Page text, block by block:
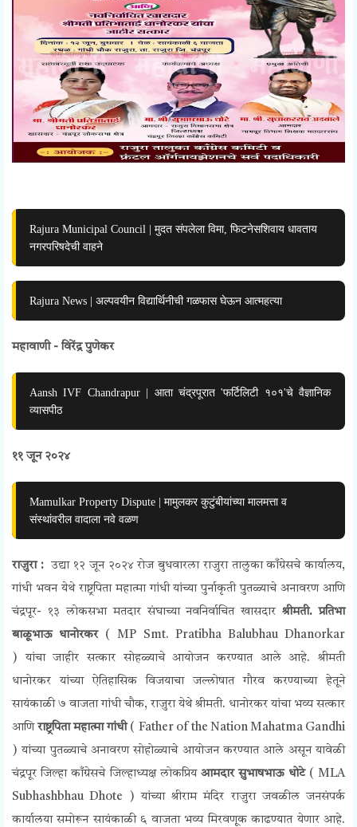
Rajura Municipal Council | मुदत संपलेला विमा, फिटनेसशिवाय धावताय
नगरपरिषदेची वाहने
Rajura News | अल्पवयीन विद्यार्थिनीची गळफास घेऊन आत्महत्या
महावाणी - विरेंद्र पुणेकर
Aansh IVF Chandrapur | आता चंद्रपूरात 'फर्टिलिटी १०१'चे वैज्ञानिक
व्यासपीठ
११ जून २०२४
Mamulkar Property Dispute | मामुलकर कुटुंबीयांच्या मालमत्ता व
संस्थांवरील वादाला नवे वळण
राजुरा :उद्या १२ जून २०२४ रोज बुधवारला राजुरा तालुका काँग्रेसचे कार्यालय,
गांधी भवन येथे राष्ट्रपिता महात्मा गांधी यांच्या पुर्नाकृती पुतळ्याचे अनावरण आणि
चंद्रपूर- १३ लोकसभा मतदार संघाच्या नवनिर्वाचित खासदारश्रीमती. प्रतिभा
बाळूभाऊ धानोरकर( MP Smt. Pratibha Balubhau Dhanorkar
)यांचा जाहीर सत्कार सोहळ्याचे आयोजन करण्यात आले आहे. श्रीमती
धानोरकर यांच्या ऐतिहासिक विजयाचा जल्लोषात गौरव करण्याच्या हेतूने
सायंकाळी ७ वाजता गांधी चौक, राजुरा येथे श्रीमती. धानोरकर यांचा भव्य सत्कार
आणिराष्ट्रपिता महात्मा गांधी( Father of the Nation Mahatma Gandhi
)यांच्या पुतळ्याचे अनावरण सोहोळ्याचे आयोजन करण्यात आले असून यावेळी
चंद्रपूर जिल्हा काँग्रेसचे जिल्हाध्यक्ष लोकप्रियआमदार सुभाषभाऊ धोटे(MLA
Subhashbhau Dhote )यांच्या श्रीराम मंदिर राजुरा जवळील जनसंपर्क
कार्यालया समोरून सायंकाळी ६ वाजता भव्य मिरवणूक काढण्यात येणार आहे.